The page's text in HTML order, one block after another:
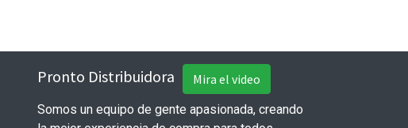
Pronto Distribuidora Mira el video
Somos un equipo de gente apasionada, creando